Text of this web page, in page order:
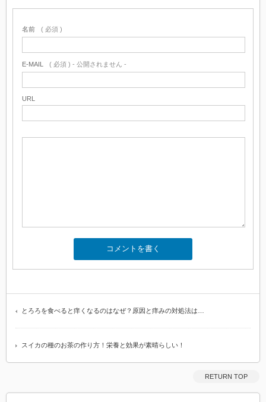
名前 ( 必須 )
E-MAIL ( 必須 ) - 公開されません -
URL
とろろを食べると痒くなるのはなぜ？原因と痒みの対処法は…
スイカの種のお茶の作り方！栄養と効果が素晴らしい！
RETURN TOP